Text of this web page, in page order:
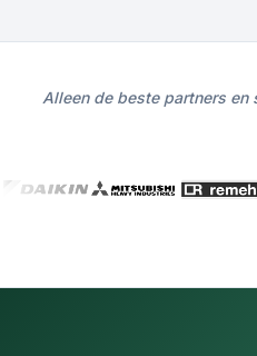
Alleen de beste partners